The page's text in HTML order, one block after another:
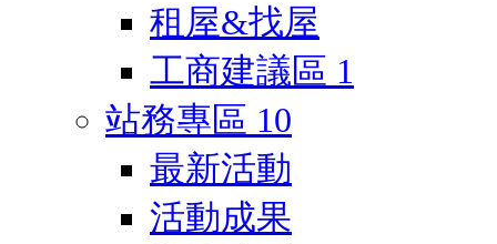
租屋&找屋
工商建議區 1
站務專區 10
最新活動
活動成果